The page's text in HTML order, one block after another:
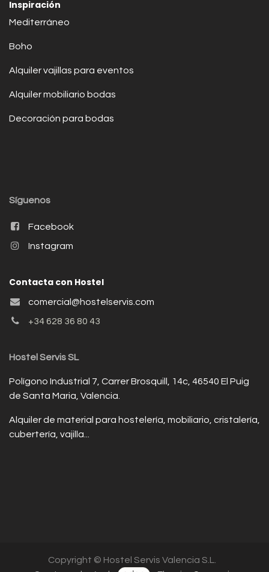
Inspiración
Mediterráneo
Boho
Alquiler vajillas para eventos
Alquiler mobiliario bodas
Decoración para bodas
Síguenos
Facebook
Instagram
Contacta con Hostel
comercial@hostelservis.com
+34 628 36 80 43
Hostel Servis SL
Polígono Industrial 7, Carrer Brosquill, 14c, 46540 El Puig
de Santa Maria, Valencia.
Alquiler de material para hostelería, mobiliario, cristalería,
cubertería, vajilla...
Copyright © Hostel Servis Valencia S.L.